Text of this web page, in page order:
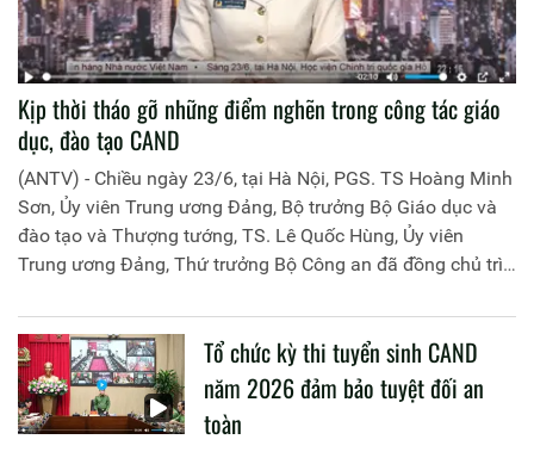
Kịp thời tháo gỡ những điểm nghẽn trong công tác giáo
dục, đào tạo CAND
(ANTV) - Chiều ngày 23/6, tại Hà Nội, PGS. TS Hoàng Minh
Sơn, Ủy viên Trung ương Đảng, Bộ trưởng Bộ Giáo dục và
đào tạo và Thượng tướng, TS. Lê Quốc Hùng, Ủy viên
Trung ương Đảng, Thứ trưởng Bộ Công an đã đồng chủ trì
liên quan đến công tác giáo dục và đào tạo của lực lượng
CAND.
Tổ chức kỳ thi tuyển sinh CAND
năm 2026 đảm bảo tuyệt đối an
toàn